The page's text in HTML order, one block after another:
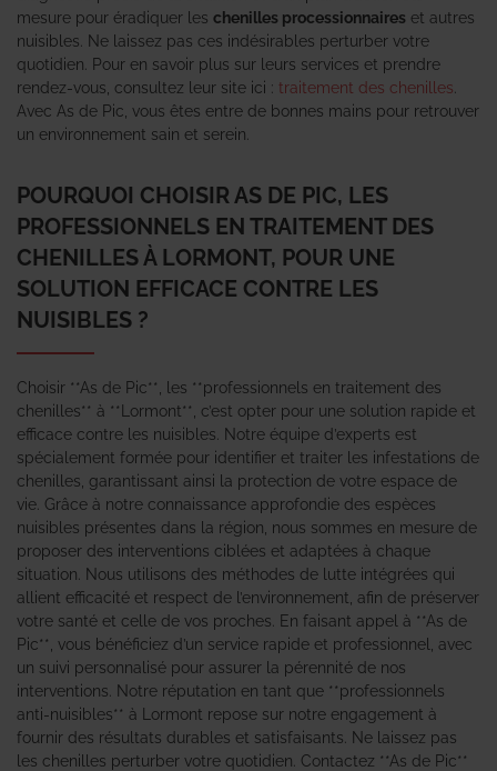
mesure pour éradiquer les chenilles processionnaires et autres
nuisibles. Ne laissez pas ces indésirables perturber votre
quotidien. Pour en savoir plus sur leurs services et prendre
rendez-vous, consultez leur site ici : traitement des chenilles
Avec As de Pic, vous êtes entre de bonnes mains pour retrouver
un environnement sain et serein.
POURQUOI CHOISIR AS DE PIC, LES
PROFESSIONNELS EN TRAITEMENT DES
CHENILLES À LORMONT, POUR UNE
SOLUTION EFFICACE CONTRE LES
NUISIBLES ?
Choisir **As de Pic**, les **professionnels en traitement des
chenilles** à **Lormont**, c’est opter pour une solution rapide et
efficace contre les nuisibles. Notre équipe d’experts est
spécialement formée pour identifier et traiter les infestations de
chenilles, garantissant ainsi la protection de votre espace de
vie. Grâce à notre connaissance approfondie des espèces
nuisibles présentes dans la région, nous sommes en mesure de
proposer des interventions ciblées et adaptées à chaque
situation. Nous utilisons des méthodes de lutte intégrées qui
allient efficacité et respect de l’environnement, afin de préserver
votre santé et celle de vos proches. En faisant appel à **As de
Pic**, vous bénéficiez d’un service rapide et professionnel, avec
un suivi personnalisé pour assurer la pérennité de nos
interventions. Notre réputation en tant que **professionnels
anti-nuisibles** à Lormont repose sur notre engagement à
fournir des résultats durables et satisfaisants. Ne laissez pas
les chenilles perturber votre quotidien. Contactez **As de Pic**